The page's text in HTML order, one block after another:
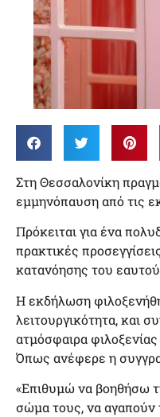
Στη Θεσσαλονίκη
εμμηνόπαυση από τις
Πρόκειται για ένα
πρακτικές
κατανόησης του
Η εκδήλωση
λειτουργικότητα, και
ατμόσφαιρα φιλοξενίας
Όπως ανέφερε η
«Επιθυμώ να βοηθήσω
σώμα τους, να αγαπούν